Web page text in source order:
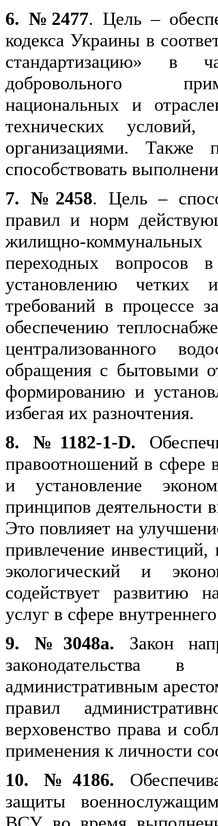
6. №2477. Цель –
кодекса Украины в
стандартизацию» в
добровольного
национальных и
технических
организациями. Также
способствовать
7. №2458. Цель –
правил и норм
жилищно-
переходных вопросов
установлению четких
требований в процессе
обеспечению
централизованного
обращения с бытовыми
формированию и
избегая их разночтения.
8. №1182-1-D.
правоотношений в сфере
и установление
принципов деятельности
Это повлияет на
привлечение инвестиций,
экологический и
содействует развитию
услуг в сфере
9. №3048а. Закон
законодательства
административным
правил
верховенство права и
применения к личности
10. №4186.
защиты